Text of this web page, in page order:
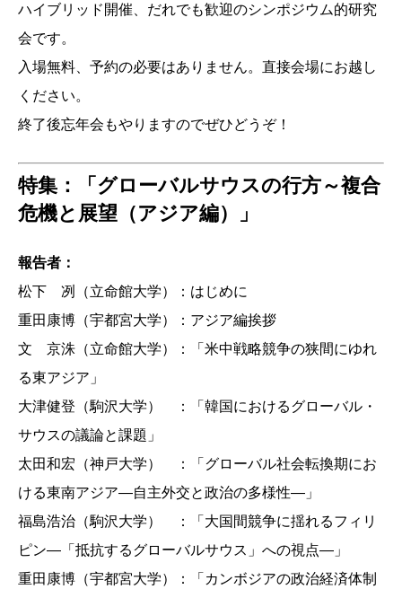
ハイブリッド開催、だれでも歓迎のシンポジウム的研究
会です。
入場無料、予約の必要はありません。直接会場にお越し
ください。
終了後忘年会もやりますのでぜひどうぞ！
特集：「グローバルサウスの行方～複合
危機と展望（アジア編）」
報告者：
松下 冽（立命館大学）：はじめに
重田康博（宇都宮大学）：アジア編挨拶
文 京洙（立命館大学）：「米中戦略競争の狭間にゆれ
る東アジア」
大津健登（駒沢大学） ：「韓国におけるグローバル・
サウスの議論と課題」
太田和宏（神戸大学） ：「グローバル社会転換期にお
ける東南アジア―自主外交と政治の多様性―」
福島浩治（駒沢大学） ：「大国間競争に揺れるフィリ
ピン―「抵抗するグローバルサウス」への視点―」
重田康博（宇都宮大学）：「カンボジアの政治経済体制